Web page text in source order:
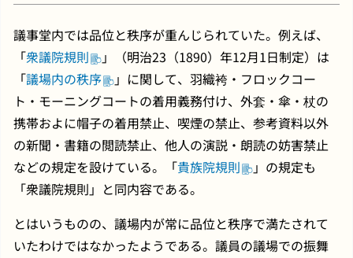
議事堂内では品位と秩序が重んじられていた。例えば、
「衆議院規則
」（明治23（1890）年12月1日制定）は
「議場内の秩序
」に関して、羽織袴・フロックコー
ト・モーニングコートの着用義務付け、外套・傘・杖の
携帯およに帽子の着用禁止、喫煙の禁止、参考資料以外
の新聞・書籍の閲読禁止、他人の演説・朗読の妨害禁止
などの規定を設けている。「貴族院規則
」の規定も
「衆議院規則」と同内容である。
とはいうものの、議場内が常に品位と秩序で満たされて
いたわけではなかったようである。議員の議場での振舞